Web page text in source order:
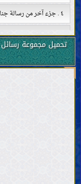
٤ . جزء آخر من رسالة جنابه يؤكّد فيها على معرفة الحقّ والباطل.
٥ . جزء من رسالة جنابه يبيّن فيها ضرورة معيار صحيح للمعرفة
٦ . رسالة من جنابه يعظ فيها أنصاره.
٨ . جزء من رسالة
معرفته وإقامته كما
٩ . رسالة من جنابه
تحميل مجموعة رسائل